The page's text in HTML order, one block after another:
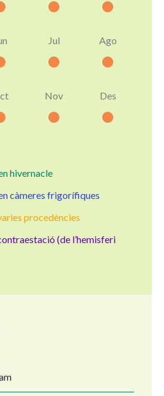
Jul Ago
Nov Des
hivernacle
càmeres frigorífiques
procedències
(de l’hemisferi